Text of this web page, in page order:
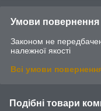
Умови повернення
Законом не
належної якості
Всі умови
Подібні товари